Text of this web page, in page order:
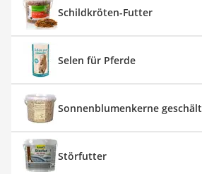
Schildkröten-Futter
Selen für Pferde
Sonnenblumenkerne geschält
Störfutter